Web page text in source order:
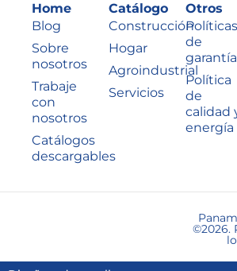
Home
Blog
Sobre
nosotros
Trabaje
con
nosotros
Catálogos
descargables
Catálogo
Construcción
Hogar
Agroindustrial
Servicios
Otros
Políticas
de
garantía
Política
de
calidad
energía
©2026.